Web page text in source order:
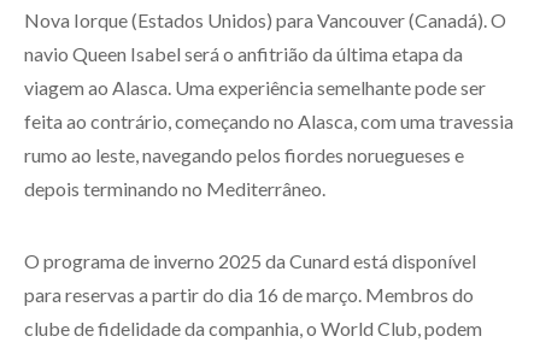
Nova Iorque (Estados Unidos) para Vancouver (Canadá). O
navio Queen Isabel será o anfitrião da última etapa da
viagem ao Alasca. Uma experiência semelhante pode ser
feita ao contrário, começando no Alasca, com uma travessia
rumo ao leste, navegando pelos fiordes noruegueses e
depois terminando no Mediterrâneo.
O programa de inverno 2025 da Cunard está disponível
para reservas a partir do dia 16 de março. Membros do
clube de fidelidade da companhia, o World Club, podem